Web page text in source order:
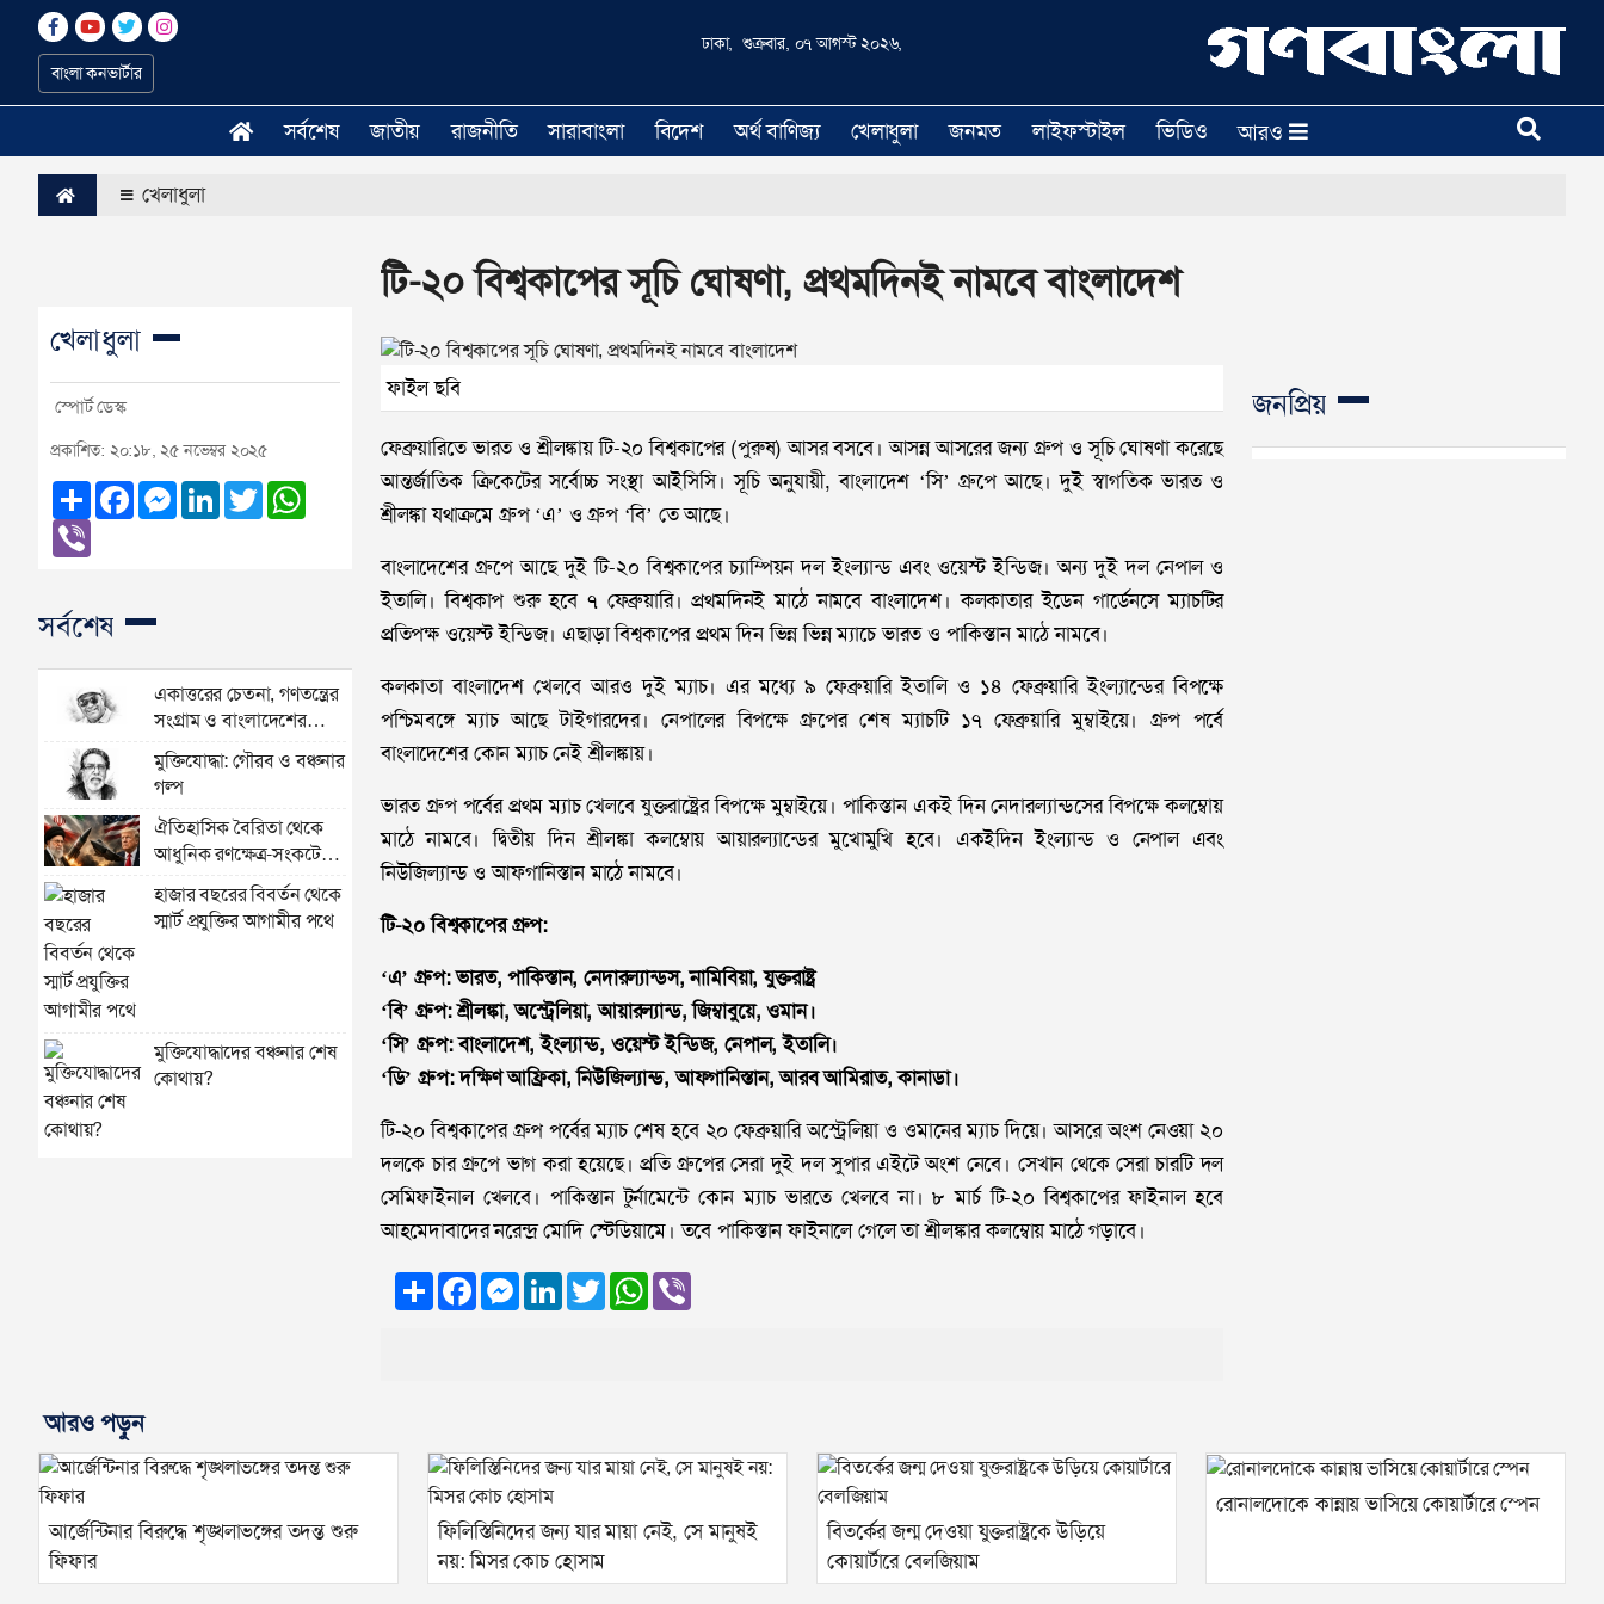
বাংলা কনভার্টার
ঢাকা, শুক্রবার, ০৭ আগস্ট ২০২৬,
সর্বশেষ জাতীয় রাজনীতি সারাবাংলা বিদেশ অর্থ বাণিজ্য খেলাধুলা জনমত লাইফস্টাইল ভিডিও আরও
খেলাধুলা
টি-২০ বিশ্বকাপের সূচি ঘোষণা, প্রথমদিনই নামবে বাংলাদেশ
খেলাধুলা
স্পোর্ট ডেস্ক
প্রকাশিত: ২০:১৮, ২৫ নভেম্বর ২০২৫
ShareFacebookMessenger
LinkedIn
Twitter WhatsApp
সর্বশেষ
একাত্তরের চেতনা, গণতন্ত্রের
সংগ্রাম ও বাংলাদেশের
অভিযাত্রা
মুক্তিযোদ্ধা: গৌরব ও বঞ্চনার
গল্প
ঐতিহাসিক বৈরিতা থেকে
আধুনিক রণক্ষেত্র-সংকটের
গোলকধাঁধায় বিশ্ব
হাজার বছরের বিবর্তন থেকে
স্মার্ট প্রযুক্তির আগামীর পথে
মুক্তিযোদ্ধাদের বঞ্চনার শেষ
কোথায়?
ফাইল ছবি
ফেব্রুয়ারিতে ভারত ও শ্রীলঙ্কায় টি-২০ বিশ্বকাপের (পুরুষ) আসর বসবে। আসন্ন আসরের জন্য গ্রুপ ও সূচি ঘোষণা করেছে
আন্তর্জাতিক ক্রিকেটের সর্বোচ্চ সংস্থা আইসিসি। সূচি অনুযায়ী, বাংলাদেশ ‘সি’ গ্রুপে আছে। দুই স্বাগতিক ভারত ও
শ্রীলঙ্কা যথাক্রমে গ্রুপ ‘এ’ ও গ্রুপ ‘বি’ তে আছে।
বাংলাদেশের গ্রুপে আছে দুই টি-২০ বিশ্বকাপের চ্যাম্পিয়ন দল ইংল্যান্ড এবং ওয়েস্ট ইন্ডিজ। অন্য দুই দল নেপাল ও
ইতালি। বিশ্বকাপ শুরু হবে ৭ ফেব্রুয়ারি। প্রথমদিনই মাঠে নামবে বাংলাদেশ। কলকাতার ইডেন গার্ডেনসে ম্যাচটির
প্রতিপক্ষ ওয়েস্ট ইন্ডিজ। এছাড়া বিশ্বকাপের প্রথম দিন ভিন্ন ভিন্ন ম্যাচে ভারত ও পাকিস্তান মাঠে নামবে।
কলকাতা বাংলাদেশ খেলবে আরও দুই ম্যাচ। এর মধ্যে ৯ ফেব্রুয়ারি ইতালি ও ১৪ ফেব্রুয়ারি ইংল্যান্ডের বিপক্ষে
পশ্চিমবঙ্গে ম্যাচ আছে টাইগারদের। নেপালের বিপক্ষে গ্রুপের শেষ ম্যাচটি ১৭ ফেব্রুয়ারি মুম্বাইয়ে। গ্রুপ পর্বে
বাংলাদেশের কোন ম্যাচ নেই শ্রীলঙ্কায়।
ভারত গ্রুপ পর্বের প্রথম ম্যাচ খেলবে যুক্তরাষ্ট্রের বিপক্ষে মুম্বাইয়ে। পাকিস্তান একই দিন নেদারল্যান্ডসের বিপক্ষে কলম্বোয়
মাঠে নামবে। দ্বিতীয় দিন শ্রীলঙ্কা কলম্বোয় আয়ারল্যান্ডের মুখোমুখি হবে। একইদিন ইংল্যান্ড ও নেপাল এবং
নিউজিল্যান্ড ও আফগানিস্তান মাঠে নামবে।
টি-২০ বিশ্বকাপের গ্রুপ:
‘এ’ গ্রুপ: ভারত, পাকিস্তান, নেদারল্যান্ডস, নামিবিয়া, যুক্তরাষ্ট্র
‘বি’ গ্রুপ: শ্রীলঙ্কা, অস্ট্রেলিয়া, আয়ারল্যান্ড, জিম্বাবুয়ে, ওমান।
‘সি’ গ্রুপ: বাংলাদেশ, ইংল্যান্ড, ওয়েস্ট ইন্ডিজ, নেপাল, ইতালি।
‘ডি’ গ্রুপ: দক্ষিণ আফ্রিকা, নিউজিল্যান্ড, আফগানিস্তান, আরব আমিরাত, কানাডা।
টি-২০ বিশ্বকাপের গ্রুপ পর্বের ম্যাচ শেষ হবে ২০ ফেব্রুয়ারি অস্ট্রেলিয়া ও ওমানের ম্যাচ দিয়ে। আসরে অংশ নেওয়া ২০
দলকে চার গ্রুপে ভাগ করা হয়েছে। প্রতি গ্রুপের সেরা দুই দল সুপার এইটে অংশ নেবে। সেখান থেকে সেরা চারটি দল
সেমিফাইনাল খেলবে। পাকিস্তান টুর্নামেন্টে কোন ম্যাচ ভারতে খেলবে না। ৮ মার্চ টি-২০ বিশ্বকাপের ফাইনাল হবে
আহমেদাবাদের নরেন্দ্র মোদি স্টেডিয়ামে। তবে পাকিস্তান ফাইনালে গেলে তা শ্রীলঙ্কার কলম্বোয় মাঠে গড়াবে।
ShareFacebookMessenger
LinkedInTwitterWhatsApp
Viber
জনপ্রিয়
আরও পড়ুন
আর্জেন্টিনার বিরুদ্ধে শৃঙ্খলাভঙ্গের তদন্ত শুরু
ফিফার
ফিলিস্তিনিদের জন্য যার মায়া নেই, সে মানুষই
নয়: মিসর কোচ হোসাম
বিতর্কের জন্ম দেওয়া যুক্তরাষ্ট্রকে উড়িয়ে
কোয়ার্টারে বেলজিয়াম
রোনালদোকে কান্নায় ভাসিয়ে কোয়ার্টারে স্পেন